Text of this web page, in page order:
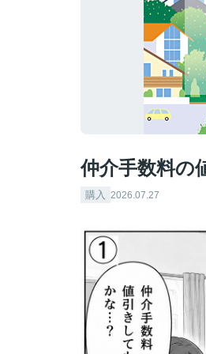
仲介手数料の
購入 2026.07.27